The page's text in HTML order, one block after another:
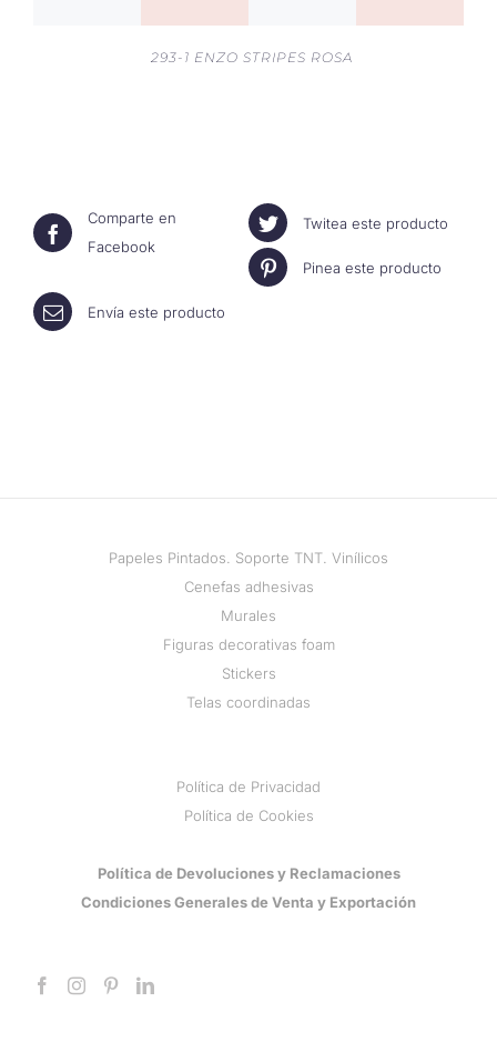
293-1 ENZO STRIPES ROSA
Comparte en
Facebook
Twitea este producto
Pinea este producto
Envía este producto
Papeles Pintados. Soporte TNT. Vinílicos
Cenefas adhesivas
Murales
Figuras decorativas foam
Stickers
Telas coordinadas
Política de Privacidad
Política de Cookies
Política de Devoluciones y Reclamaciones
Condiciones Generales de Venta y Exportación